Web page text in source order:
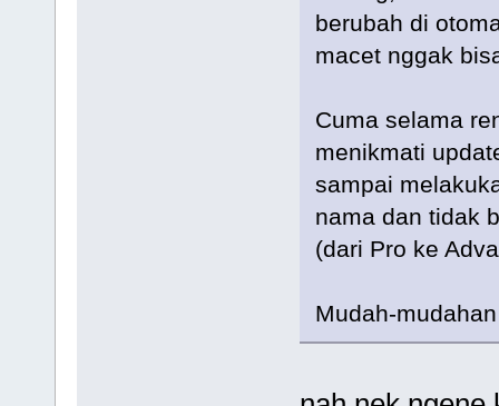
berubah di
macet nggak
Cuma selama
menikmati
sampai
nama dan tidak
(dari Pro ke
Mudah-